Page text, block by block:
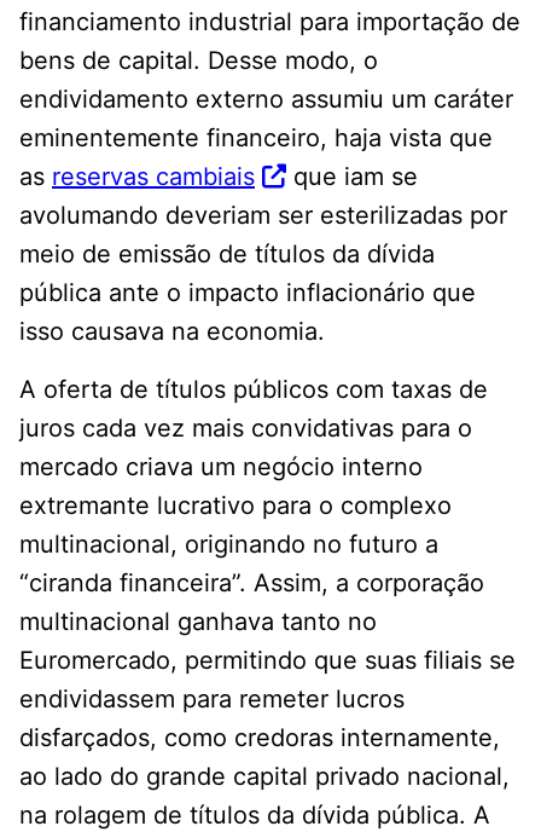
financiamento industrial para importação de
bens de capital. Desse modo, o
endividamento externo assumiu um caráter
eminentemente financeiro, haja vista que
as reservas cambiais
que iam se
avolumando deveriam ser esterilizadas por
meio de emissão de títulos da dívida
pública ante o impacto inflacionário que
isso causava na economia.
A oferta de títulos públicos com taxas de
juros cada vez mais convidativas para o
mercado criava um negócio interno
extremante lucrativo para o complexo
multinacional, originando no futuro a
“ciranda financeira”. Assim, a corporação
multinacional ganhava tanto no
Euromercado, permitindo que suas filiais se
endividassem para remeter lucros
disfarçados, como credoras internamente,
ao lado do grande capital privado nacional,
na rolagem de títulos da dívida pública. A